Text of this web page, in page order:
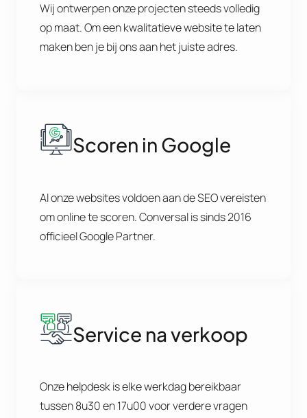
Wij ontwerpen onze projecten steeds volledig
op maat. Om een kwalitatieve website te laten
maken ben je bij ons aan het juiste adres.
Scoren in Google
Al onze websites voldoen aan de SEO vereisten
om online te scoren. Conversal is sinds 2016
officieel Google Partner.
Service na verkoop
Onze helpdesk is elke werkdag bereikbaar
tussen 8u30 en 17u00 voor verdere vragen